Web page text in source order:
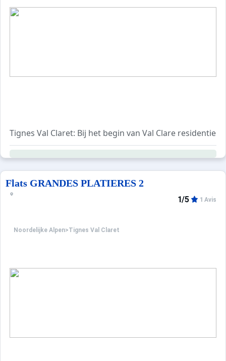
Tignes Val Claret: Bij het begin van Val Clare
Flats GRANDES PLATIERES 2
Noordelijke Alpen>Tignes Val Claret
1/5 1 Avis